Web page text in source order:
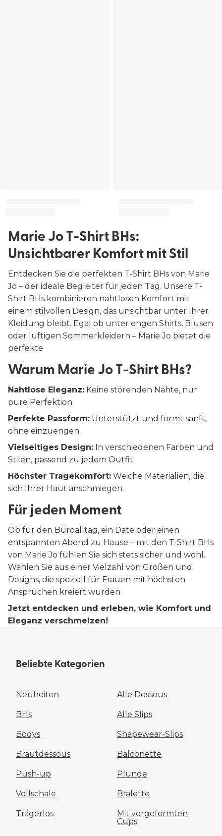
Marie Jo T-Shirt BHs:
Unsichtbarer Komfort mit Stil
Entdecken Sie die perfekten T-Shirt BHs von Marie
Jo – der ideale Begleiter für jeden Tag. Unsere T-
Shirt BHs kombinieren nahtlosen Komfort mit
einem stilvollen Design, das unsichtbar unter Ihrer
Kleidung bleibt. Egal ob unter engen Shirts, Blusen
oder luftigen Sommerkleidern – Marie Jo bietet die
perfekte
Warum Marie Jo T-Shirt BHs?
Nahtlose Eleganz: Keine störenden Nähte, nur
pure Perfektion.
Perfekte Passform: Unterstützt und formt sanft,
ohne einzuengen.
Vielseitiges Design: In verschiedenen Farben und
Stilen, passend zu jedem Outfit.
Höchster Tragekomfort: Weiche Materialien, die
sich Ihrer Haut anschmiegen.
Für jeden Moment
Ob für den Büroalltag, ein Date oder einen
entspannten Abend zu Hause – mit den T-Shirt BHs
von Marie Jo fühlen Sie sich stets sicher und wohl.
Wählen Sie aus einer Vielzahl von Größen und
Designs, die speziell für Frauen mit höchsten
Ansprüchen kreiert wurden.
Jetzt entdecken und erleben, wie Komfort und
Eleganz verschmelzen!
Beliebte Kategorien
Neuheiten Alle Dessous
BHs Alle Slips
Bodys Shapewear-Slips
Brautdessous Balconette
Push-up Plunge
Vollschale Bralette
Trägerlos
Mit vorgeformten
Cups